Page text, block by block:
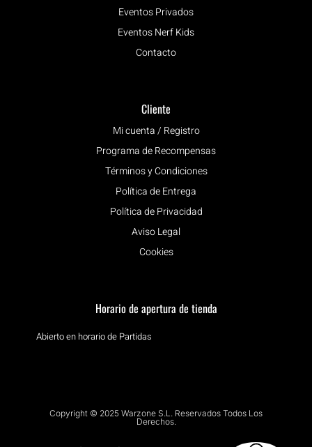
Eventos Privados
Eventos Nerf Kids
Contacto
Cliente
Mi cuenta / Registro
Programa de Recompensas
Términos y Condiciones
Política de Entrega
Política de Privacidad
Aviso Legal
Cookies
Horario de apertura de tienda
Abierto en horario de Partidas
Copyright © 2025 Warzone S.L. Reservados Todos Los
Derechos.